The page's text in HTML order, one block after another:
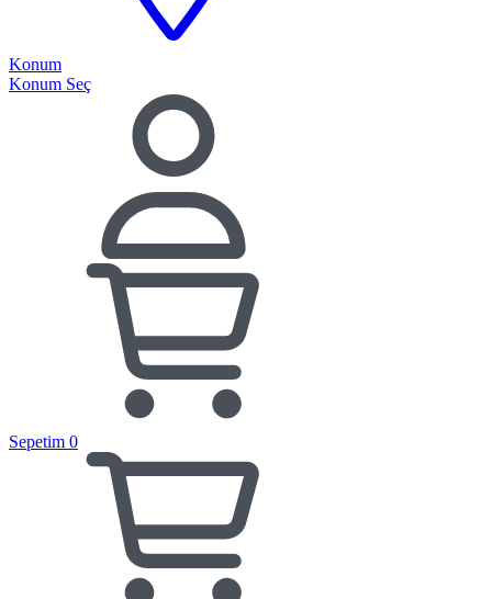
Konum
Konum Seç
Sepetim 0